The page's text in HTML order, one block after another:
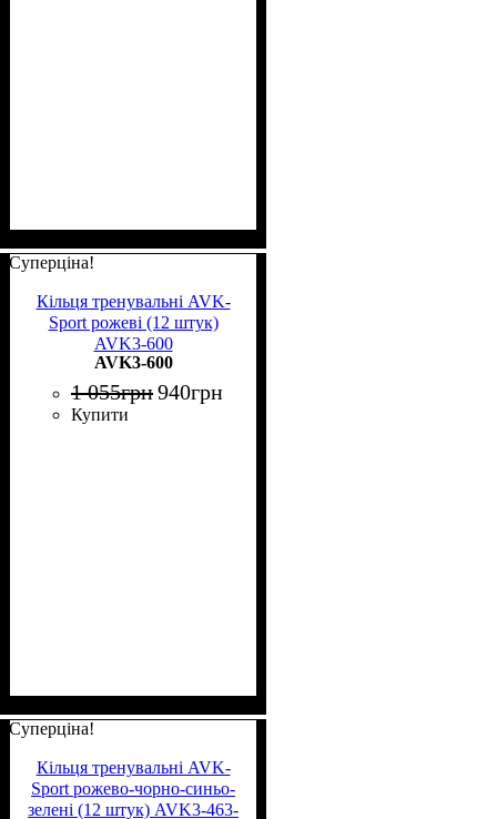
Суперціна!
Кільця тренувальні AVK-
Sport рожеві (12 штук)
AVK3-600
AVK3-600
1 055грн940грн
Купити
Суперціна!
Кільця тренувальні AVK-
Sport рожево-чорно-синьо-
зелені (12 штук) AVK3-463-